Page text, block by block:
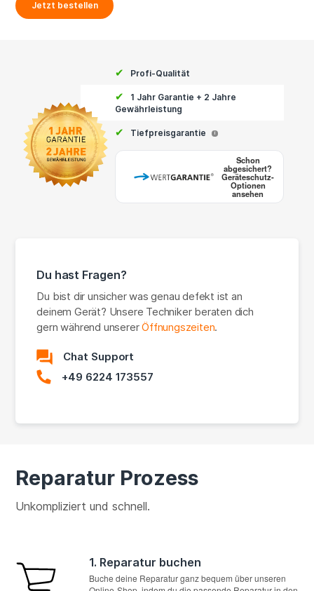
Jetzt bestellen
✔ Profi-Qualität
✔
1 Jahr Garantie + 2 Jahre
Gewährleistung
✔ Tiefpreisgarantie i
Schon
abgesichert?
Geräteschutz-
Optionen
ansehen
Du hast Fragen?
Du bist dir unsicher was genau defekt ist an
deinem Gerät? Unsere Techniker beraten dich
gern während unsererÖffnungszeiten.
Chat Support
+49 6224 173557
Reparatur Prozess
Unkompliziert und schnell.
1. Reparatur buchen
Buche deine Reparatur ganz bequem über unseren